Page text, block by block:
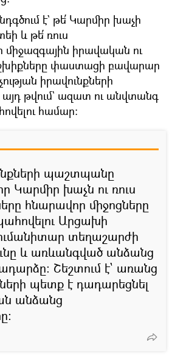
է` թե՛ Կարմիր խաչի
և թե՛ ռուս
իրավական ու
փաստացի բավարար
իրավունքների
թվում` ազատ ու անվտանգ
համար:
պաշտպանը
Կարմիր խաչն ու ռուս
հնարավոր միջոցները
Արցախի
տեղաշարժի
և առևանգված անձանց
Շեշտում է` առանց
պետք է դադարեցնել
անձանց